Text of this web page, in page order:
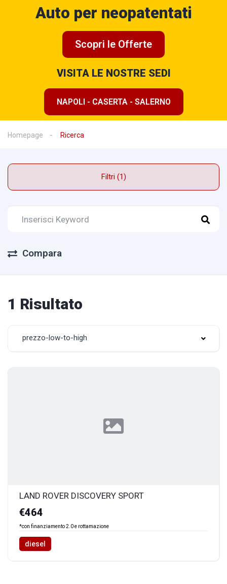
Auto per neopatentati
Scopri le Offerte
VISITA LE NOSTRE SEDI
NAPOLI - CASERTA - SALERNO
Homepage Ricerca
Filtri (1)
Compara
1 Risultato
prezzo-low-to-high
LAND ROVER DISCOVERY SPORT
€464
*con finanziamento 2.0 e rottamazione
diesel